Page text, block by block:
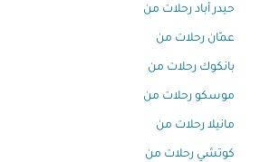
حيدر أباد رحلات من
عمّان رحلات من
بانكوك رحلات من
موسكو رحلات من
مانيلا رحلات من
كوتشي رحلات من